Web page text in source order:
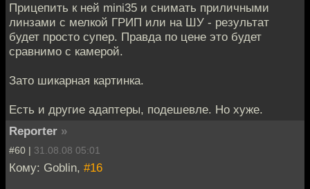
Прицепить к ней mini35 и снимать приличными
линзами с мелкой ГРИП или на ШУ - результат
будет просто супер. Правда по цене это будет
сравнимо с камерой.
Зато шикарная картинка.
Есть и другие адаптеры, подешевле. Но хуже.
Reporter »
#60 | 31.08.08 05:01
Кому: Goblin, #16